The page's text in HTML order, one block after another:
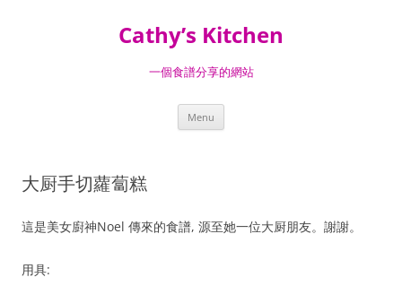
Cathy’s Kitchen
一個食譜分享的網站
Menu
大厨手切蘿蔔糕
這是美女廚神Noel 傳來的食譜, 源至她一位大厨朋友。謝謝。
用具: